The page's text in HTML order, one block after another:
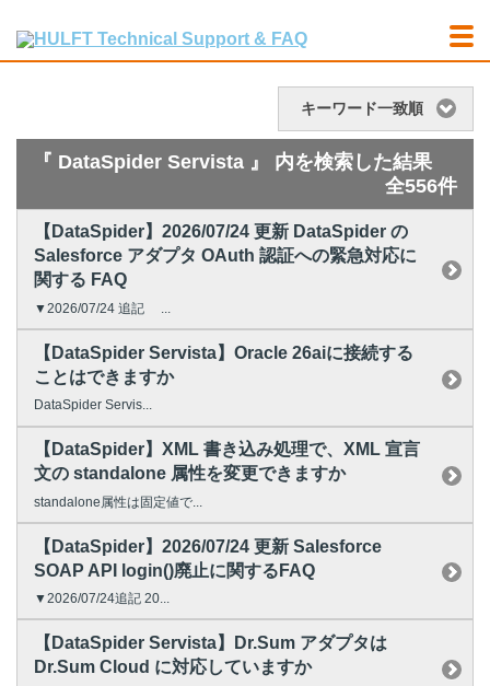
キーワード一致順
『 DataSpider Servista 』 内を検索した結果
全556件
【DataSpider】2026/07/24 更新 DataSpider の
Salesforce アダプタ OAuth 認証への緊急対応に
関する FAQ
▼2026/07/24 追記 ...
【DataSpider Servista】Oracle 26aiに接続する
ことはできますか
DataSpider Servis...
【DataSpider】XML 書き込み処理で、XML 宣言
文の standalone 属性を変更できますか
standalone属性は固定値で...
【DataSpider】2026/07/24 更新 Salesforce
SOAP API login()廃止に関するFAQ
▼2026/07/24追記 20...
【DataSpider Servista】Dr.Sum アダプタは
Dr.Sum Cloud に対応していますか